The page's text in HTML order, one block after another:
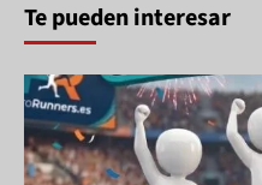
Te pueden interesar